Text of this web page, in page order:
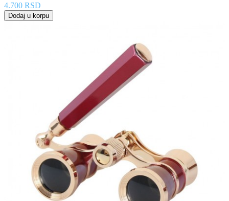
4.700 RSD
Dodaj u korpu